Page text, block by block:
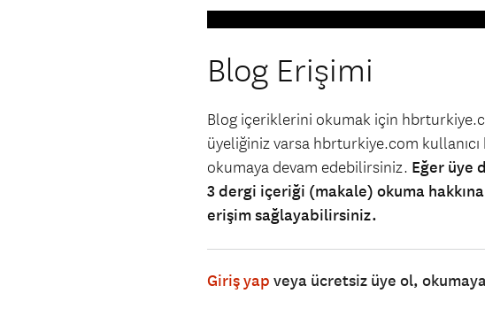
Blog Erişimi
Blog içeriklerini okumak için
üyeliğiniz varsa hbrturkiye.com
okumaya devam edebilirsiniz. Eğer üye
3 dergi içeriği (makale) okuma
erişim sağlayabilirsiniz.
Giriş yap veya ücretsiz üye ol,